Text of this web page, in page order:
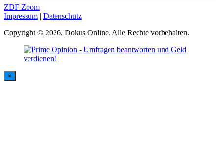
ZDF Zoom
Impressum | Datenschutz
Copyright © 2026, Dokus Online. Alle Rechte vorbehalten.
×